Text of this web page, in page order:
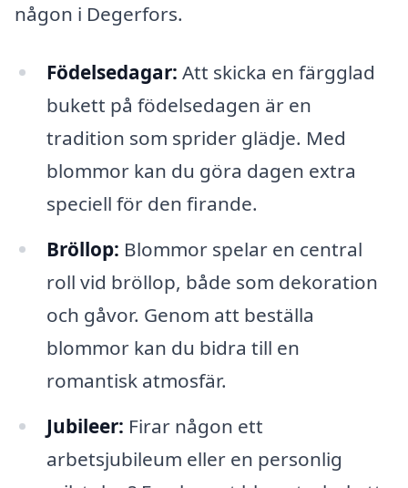
någon i Degerfors.
Födelsedagar: Att skicka en färgglad
bukett på födelsedagen är en
tradition som sprider glädje. Med
blommor kan du göra dagen extra
speciell för den firande.
Bröllop: Blommor spelar en central
roll vid bröllop, både som dekoration
och gåvor. Genom att beställa
blommor kan du bidra till en
romantisk atmosfär.
Jubileer: Firar någon ett
arbetsjubileum eller en personlig